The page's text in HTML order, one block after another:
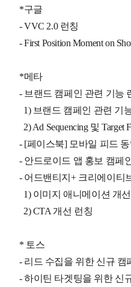
*구글
- VVC 2.0 런칭
- First Position Moment on
*메타
- 브랜드 캠페인 관련 기능
1) 브랜드 캠페인 관련 기
2) Ad Sequencing 및
- [페이스북] 모바일 피드
- 안드로이드 앱 홍보 캠페
- 어드밴티지+ 크리에이티
1) 이미지 애니메이션 개
2) CTA 개선 런칭
* 토스
- 리드 수집을 위한 신규 캠
- 하이틴 타겟팅을 위한 신